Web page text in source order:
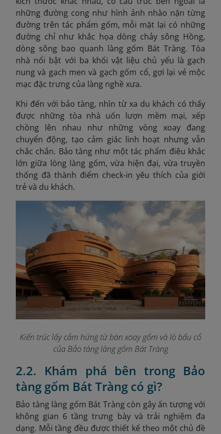
những đường cong như hình ảnh nhào nặn từng
đường trên tác phẩm gốm, mỗi mặt lại có những
đường chỉ như khắc họa dòng chảy sông Hồng,
dòng sông bao quanh làng gốm Bát Tràng. Tòa
nhà nổi bật với ba khối vật liệu chủ yếu là gạch
nung và gạch men và gạch gốm cổ, gợi lại vẻ mộc
mạc đặc trưng của làng nghề xưa.
Khi đến với bảo tàng, nhìn từ xa du khách có thấy
được những tòa nhà uốn lượn mềm mại, xếp
chồng lên nhau như những vòng xoay đang
chuyển động, tạo cảm giác linh hoạt nhưng vẫn
chắc chắn. Bảo tàng như một tác phẩm điêu khắc
lớn giữa lòng làng gốm, vừa hiện đại, vừa truyền
thống đã thành điểm check-in yêu thích của giới
trẻ và du khách.
Kiến trúc lấy cảm hứng từ bàn xoay gốm và lò bẩu cổ
của Bảo tàng làng gốm Bát Tràng
2.2. Khám phá bên trong Bảo
tàng gốm Bát Tràng có gì?
Bảo tàng làng gốm Bát Tràng còn gây ấn tượng với
không gian 6 tầng trưng bày và trải nghiệm đa
dạng. Mỗi tầng đều được thiết kế theo một chủ đề